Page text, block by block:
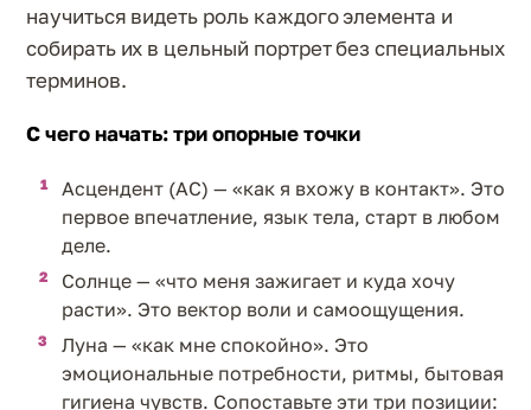
научиться видеть роль каждого элемента и
собирать их в цельный портрет без специальных
терминов.
С чего начать: три опорные точки
Асцендент (АС) — «как я вхожу в контакт». Это
первое впечатление, язык тела, старт в любом
деле.
Солнце — «что меня зажигает и куда хочу
расти». Это вектор воли и самоощущения.
Луна — «как мне спокойно». Это
эмоциональные потребности, ритмы, бытовая
гигиена чувств. Сопоставьте эти три позиции: